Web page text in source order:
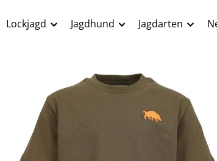
Lockjagd Jagdhund Jagdarten